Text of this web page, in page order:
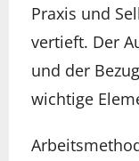
Praxis und
vertieft. Der
und der
wichtige